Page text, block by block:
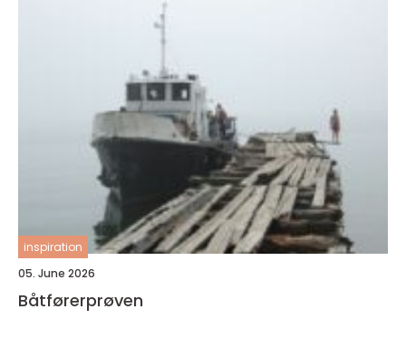
inspiration
05. June 2026
Båtførerprøven